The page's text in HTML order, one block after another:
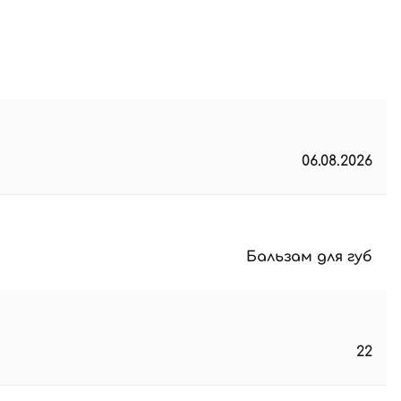
06.08.2026
Бальзам для губ
22